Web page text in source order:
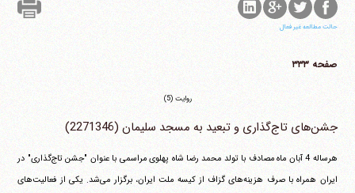
حالت مطالعه غیر فعال
صفحه ۳۳۳
روایت (5)
جشن‌هاى تاج‌گذارى و تبعید به مسجد سلیمان (2271346)
هرساله 4 آبان ماه مصادف با تولد محمد رضا شاه پهلوى مراسمى با عنوان "جشن تاج‌گذاری" در
ایران همراه با صرف هزینه‌‌هاى گزاف از کیسه ملت ایران، برگزار می‌شد. یکى از فعالیت‌‌هاى